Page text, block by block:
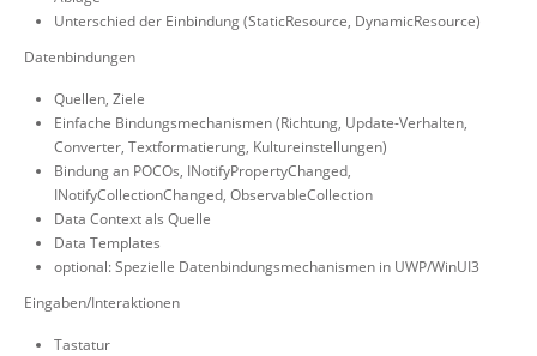
Unterschied der Einbindung (StaticResource, DynamicResource)
Datenbindungen
Quellen, Ziele
Einfache Bindungsmechanismen (Richtung, Update-Verhalten,
Converter, Textformatierung, Kultureinstellungen)
Bindung an POCOs, INotifyPropertyChanged,
INotifyCollectionChanged, ObservableCollection
Data Context als Quelle
Data Templates
optional: Spezielle Datenbindungsmechanismen in UWP/WinUI3
Eingaben/Interaktionen
Tastatur